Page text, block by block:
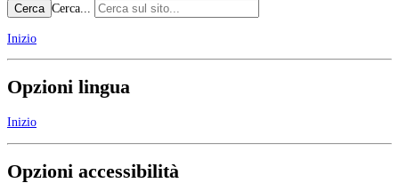
Cerca Cerca...
Inizio
Opzioni lingua
Inizio
Opzioni accessibilità